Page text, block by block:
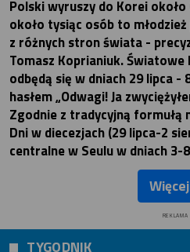
Polski wyruszy do Korei
około tysiąc osób to
z różnych stron świata -
Tomasz Koprianiuk. Światowe
odbędą się w dniach 29 lipca -
hasłem „Odwagi! Ja
Zgodnie z tradycyjną formułą
Dni w diecezjach (29 lipca-2
centralne w Seulu w dniach 3-
REKLAMA
TYGODNIK